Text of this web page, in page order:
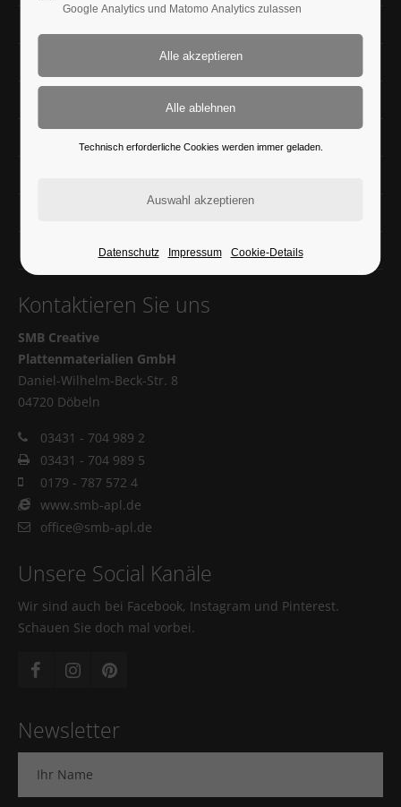
Kontaktieren Sie uns
SMB Creative
Plattenmaterialien GmbH
Daniel-Wilhelm-Beck-Str. 8
04720 Döbeln
03431 - 704 989 2
03431 - 704 989 5
0179 - 787 572 4
www.smb-apl.de
office@smb-apl.de
Unsere Social Kanäle
Wir sind auch bei Facebook, Instagram und Pinterest.
Schauen Sie doch mal vorbei.
Newsletter
Google Analytics und Matomo Analytics zulassen
Technisch erforderliche Cookies werden immer geladen.
Datenschutz Impressum Cookie-Details